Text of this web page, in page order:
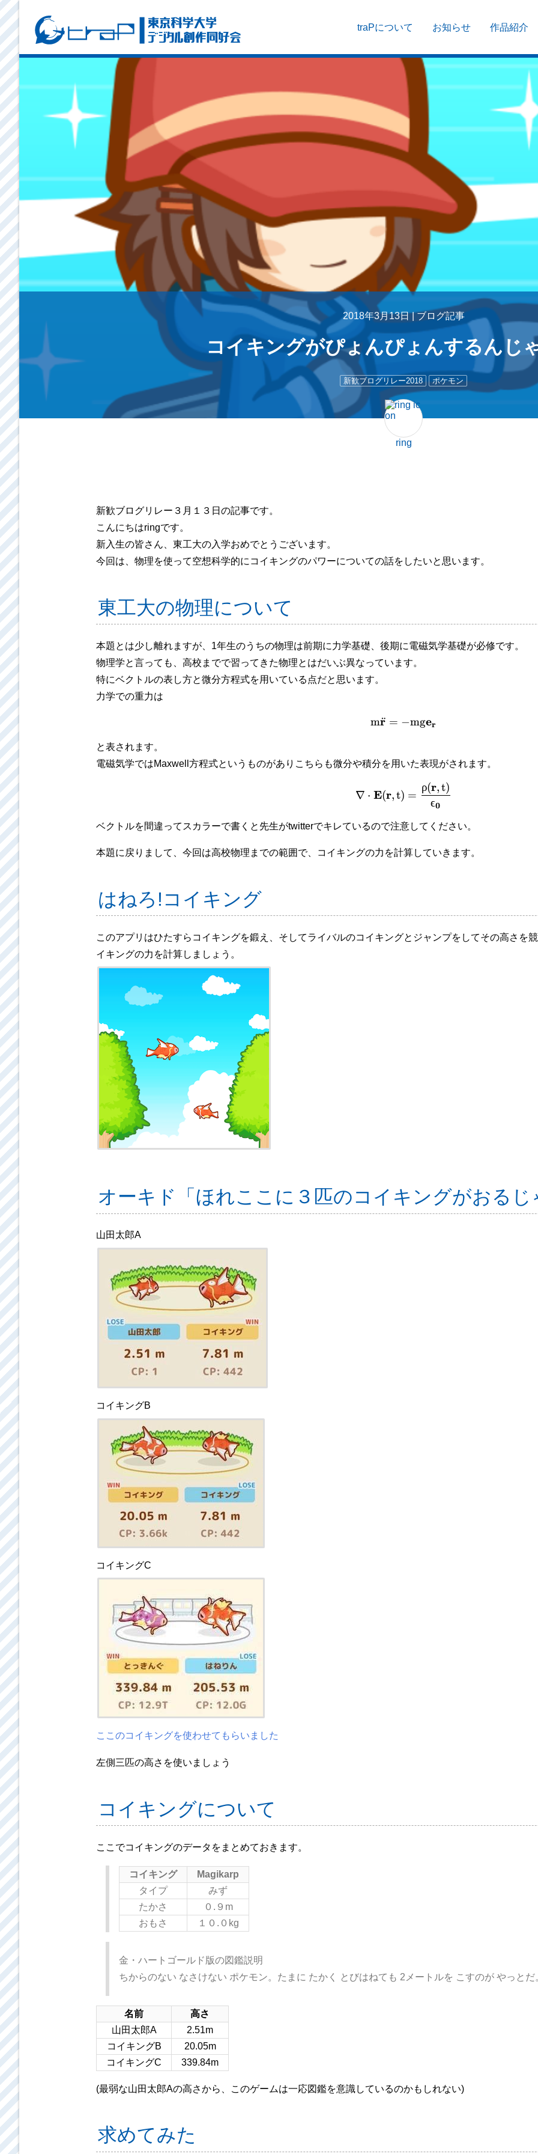
traPについて お知らせ 作品紹介
2018年3月13日 |ブログ記事
コイキングがぴょんぴょんするんじ
新歓ブログリレー2018 ポケモン
ring
新歓ブログリレー３月１３日の記事です。
こんにちはringです。
新入生の皆さん、東工大の入学おめでとうございます。
今回は、物理を使って空想科学的にコイキングのパワーについての話をしたいと思います。
東工大の物理について
本題とは少し離れますが、1年生のうちの物理は前期に力学基礎、後期に電磁気学基礎が必修です。
物理学と言っても、高校までで習ってきた物理とはだいぶ異なっています。
特にベクトルの表し方と微分方程式を用いている点だと思います。
力学での重力は
mr
¨ = −mger
と表されます。
電磁気学ではMaxwell方程式というものがありこちらも微分や積分を用いた表現がされます。
∇ ⋅ E(r,t) =
ϵ0
ρ(r,t)
ベクトルを間違ってスカラーで書くと先生がtwitterでキレているので注意してください。
本題に戻りまして、今回は高校物理までの範囲で、コイキングの力を計算していきます。
はねろ!コイキング
このアプリはひたすらコイキングを鍛え、そしてライバルのコイキングとジャンプをしてその高さを
イキングの力を計算しましょう。
オーキド「ほれここに３匹のコイキングがおるじ
山田太郎A
コイキングB
コイキングC
ここのコイキングを使わせてもらいました
左側三匹の高さを使いましょう
コイキングについて
ここでコイキングのデータをまとめておきます。
コイキング
Magikarp
タイプ
みず
たかさ
０.９m
おもさ
１０.０kg
金・ハートゴールド版の図鑑説明
ちからのない なさけない ポケモン。たまに たかく とびはねても 2メートルを こすのが やっとだ
名前
高さ
山田太郎A
2.51m
コイキングB
20.05m
コイキングC
339.84m
(最弱な山田太郎Aの高さから、このゲームは一応図鑑を意識しているのかもしれない)
求めてみた